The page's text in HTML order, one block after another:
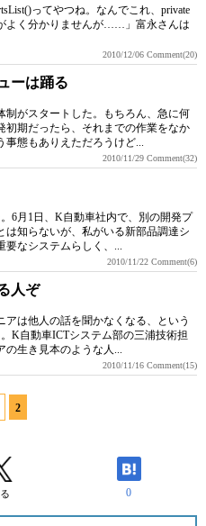
ってやつね。なんでこれ、private
よく分かりませんが……」富永さんは
2010/12/06 Comment(20)
ーは踊る
制がスタートした。もちろん、急に何
初期だったら、それまでの作業をなか
事態もありえただろうけど...
2010/11/29 Comment(32)
6月1日、K自動車社内で、別の開発プ
は知らないが、私がいる新部品調達シ
要なシステムらしく、...
2010/11/22 Comment(6)
人ぞ
は他人の話を聞かなくなる、という
K自動車ICTシステム部の三浦技術担
の生き見本のような人...
2010/11/16 Comment(15)
2
0